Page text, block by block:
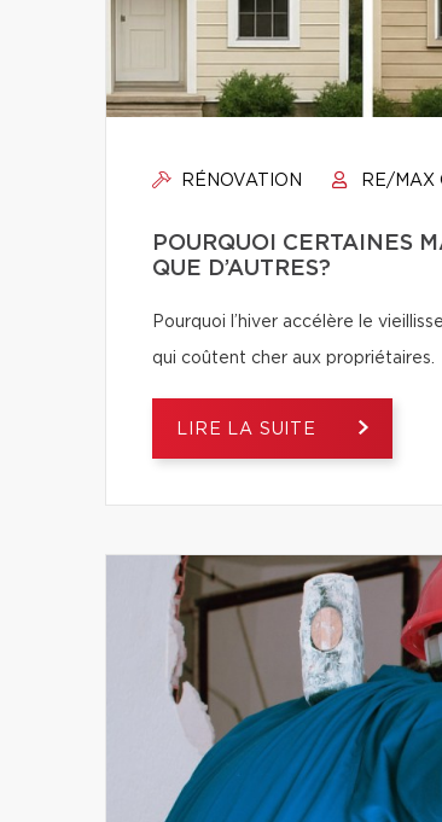
RÉNOVATION RE/MAX
POURQUOI CERTAINES
QUE D’AUTRES?
Pourquoi l’hiver accélère le
qui coûtent cher aux propriétaires.
LIRE LA SUITE